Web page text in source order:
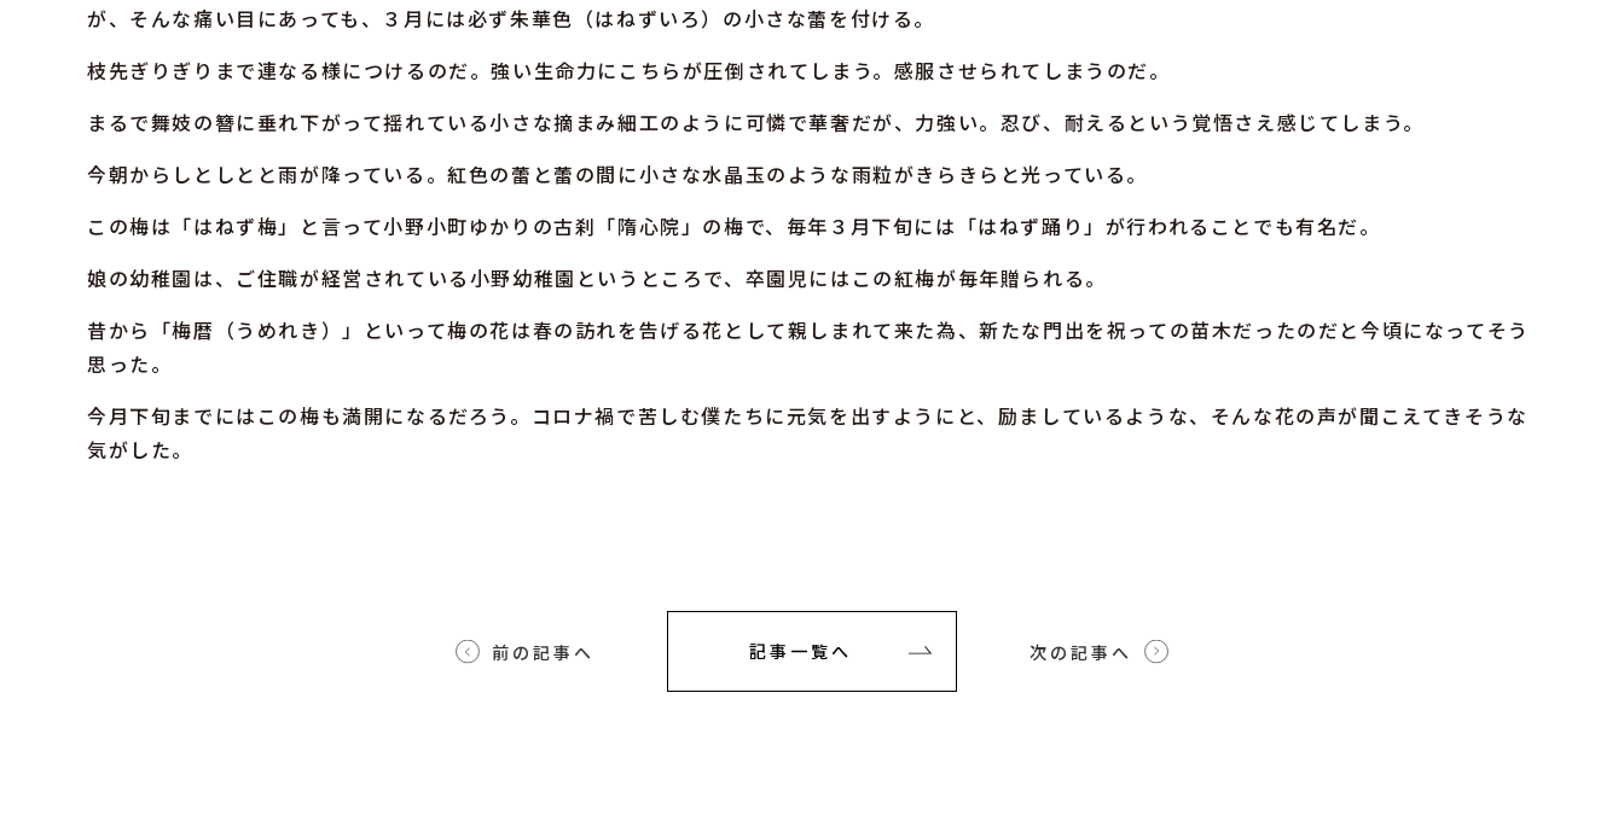
が、そんな痛い目にあっても、３月には必ず朱華色（はねずいろ）の小さな蕾を付ける。
枝先ぎりぎりまで連なる様につけるのだ。強い生命力にこちらが圧倒されてしまう。感服させられてしまうのだ。
まるで舞妓の簪に垂れ下がって揺れている小さな摘まみ細工のように可憐で華奢だが、力強い。忍び、耐えるという覚悟さえ感じてしまう。
今朝からしとしとと雨が降っている。紅色の蕾と蕾の間に小さな水晶玉のような雨粒がきらきらと光っている。
この梅は「はねず梅」と言って小野小町ゆかりの古刹「隋心院」の梅で、毎年３月下旬には「はねず踊り」が行われることでも有名だ。
娘の幼稚園は、ご住職が経営されている小野幼稚園というところで、卒園児にはこの紅梅が毎年贈られる。
昔から「梅暦（うめれき）」といって梅の花は春の訪れを告げる花として親しまれて来た為、新たな門出を祝っての苗木だったのだと今頃になってそう
思った。
今月下旬までにはこの梅も満開になるだろう。コロナ禍で苦しむ僕たちに元気を出すようにと、励ましているような、そんな花の声が聞こえてきそうな
気がした。
記事一覧へ
前の記事へ 次の記事へ